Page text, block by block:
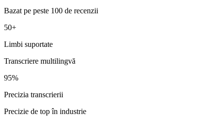
Bazat pe peste 100 de recenzii
50+
Limbi suportate
Transcriere multilingvă
95%
Precizia transcrierii
Precizie de top în industrie